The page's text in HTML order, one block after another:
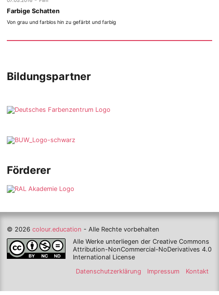
Farbige Schatten
Von grau und farblos hin zu gefärbt und farbig
Bildungspartner
Förderer
© 2026 colour.education - Alle Rechte vorbehalten
Alle Werke unterliegen der Creative Commons
Attribution-NonCommercial-NoDerivatives 4.0
International License
Datenschutzerklärung
Impressum Kontakt